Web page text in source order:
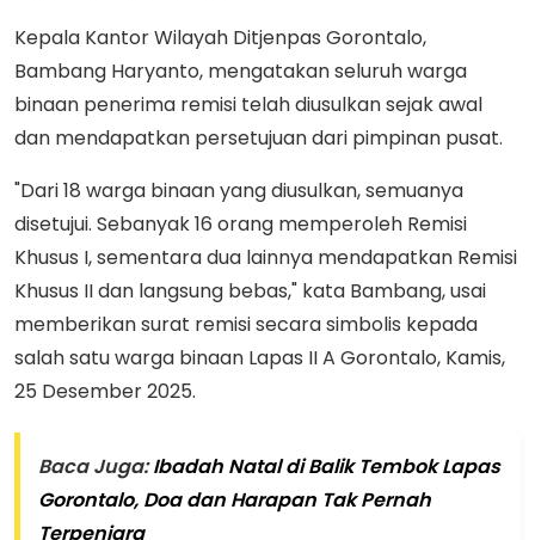
Kepala Kantor Wilayah Ditjenpas Gorontalo,
Bambang Haryanto, mengatakan seluruh warga
binaan penerima remisi telah diusulkan sejak awal
dan mendapatkan persetujuan dari pimpinan pusat.
"Dari 18 warga binaan yang diusulkan, semuanya
disetujui. Sebanyak 16 orang memperoleh Remisi
Khusus I, sementara dua lainnya mendapatkan Remisi
Khusus II dan langsung bebas," kata Bambang, usai
memberikan surat remisi secara simbolis kepada
salah satu warga binaan Lapas II A Gorontalo, Kamis,
25 Desember 2025.
Baca Juga:Ibadah Natal di Balik Tembok Lapas
Gorontalo, Doa dan Harapan Tak Pernah
Terpenjara